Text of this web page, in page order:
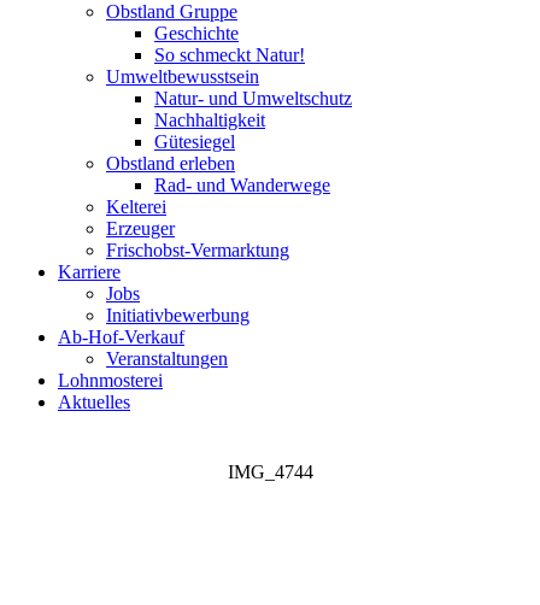
Obstland Gruppe
Geschichte
So schmeckt Natur!
Umweltbewusstsein
Natur- und Umweltschutz
Nachhaltigkeit
Gütesiegel
Obstland erleben
Rad- und Wanderwege
Kelterei
Erzeuger
Frischobst-Vermarktung
Karriere
Jobs
Initiativbewerbung
Ab-Hof-Verkauf
Veranstaltungen
Lohnmosterei
Aktuelles
IMG_4744